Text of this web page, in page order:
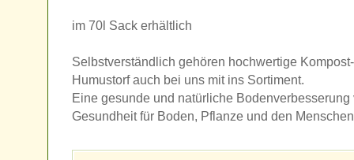
im 70l Sack erhältlich
Selbstverständlich gehören hochwertige
Humustorf auch bei uns mit ins Sortiment.
Eine gesunde und natürliche
Gesundheit für Boden, Pflanze und den